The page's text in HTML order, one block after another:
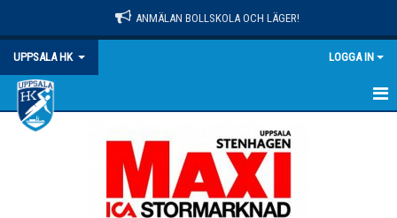
ANMÄLAN BOLLSKOLA OCH LÄGER!
UPPSALA HK LOGGA IN
HEM